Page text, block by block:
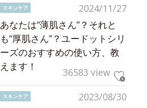
2024/11/27
スキンケア
あなたは“薄肌さん”？それと
も“厚肌さん”？ユードットシリ
ーズのおすすめの使い方、教
えます！
36583 view
2023/08/30
スキンケア